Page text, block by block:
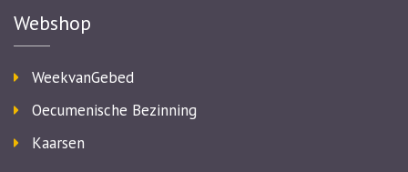
Webshop
WeekvanGebed
Oecumenische Bezinning
Kaarsen